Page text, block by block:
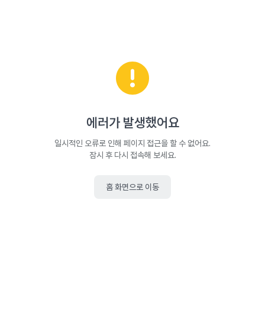
에러가 발생했어요
일시적인 오류로 인해 페이지 접근을 할 수 없어요.
잠시 후 다시 접속해 보세요.
홈 화면으로 이동